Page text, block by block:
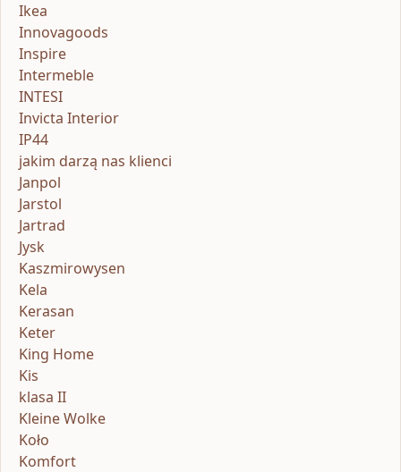
Ikea
Innovagoods
Inspire
Intermeble
INTESI
Invicta Interior
IP44
jakim darzą nas klienci
Janpol
Jarstol
Jartrad
Jysk
Kaszmirowysen
Kela
Kerasan
Keter
King Home
Kis
klasa II
Kleine Wolke
Koło
Komfort